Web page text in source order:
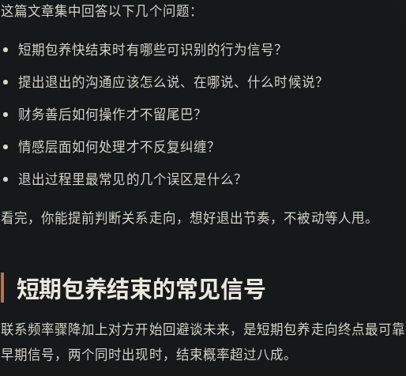
这篇文章集中回答以下几个问题：
短期包养快结束时有哪些可识别的行为信号？
提出退出的沟通应该怎么说、在哪说、什么时候说？
财务善后如何操作才不留尾巴？
情感层面如何处理才不反复纠缠？
退出过程里最常见的几个误区是什么？
看完，你能提前判断关系走向，想好退出节奏，不被动等人甩。
短期包养结束的常见信号
联系频率骤降加上对方开始回避谈未来，是短期包养走向终点最可
早期信号，两个同时出现时，结束概率超过八成。